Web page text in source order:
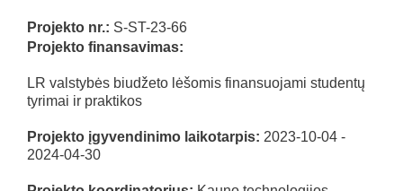
Projekto nr.: S-ST-23-66
Projekto finansavimas:
LR valstybės biudžeto lėšomis finansuojami studentų
tyrimai ir praktikos
Projekto įgyvendinimo laikotarpis: 2023-10-04 -
2024-04-30